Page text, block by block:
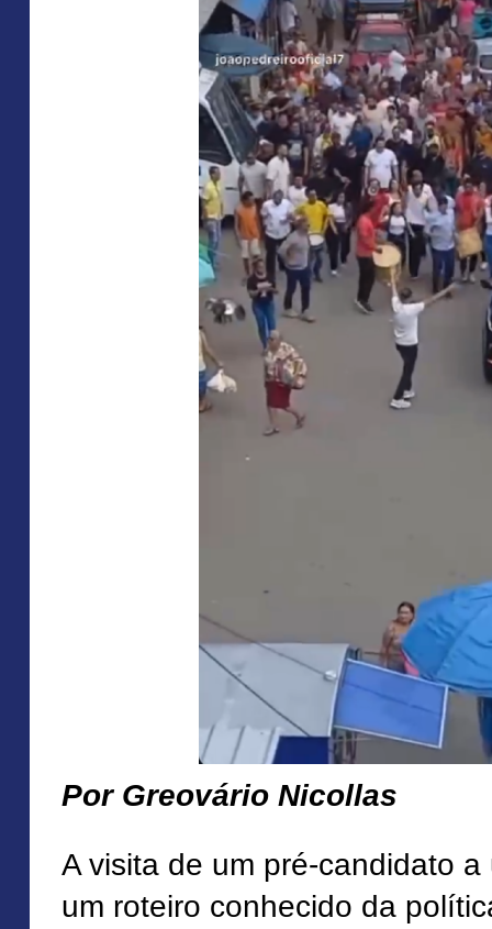
Por Greovário Nicollas
A visita de um pré-candidato
um roteiro conhecido da